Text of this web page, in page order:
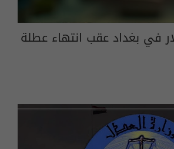
في بغداد عقب انتهاء عطلة